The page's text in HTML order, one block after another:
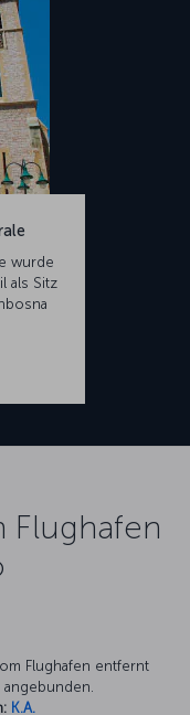
wurde
als Sitz
Flughafen
Flughafen entfernt
K.A.